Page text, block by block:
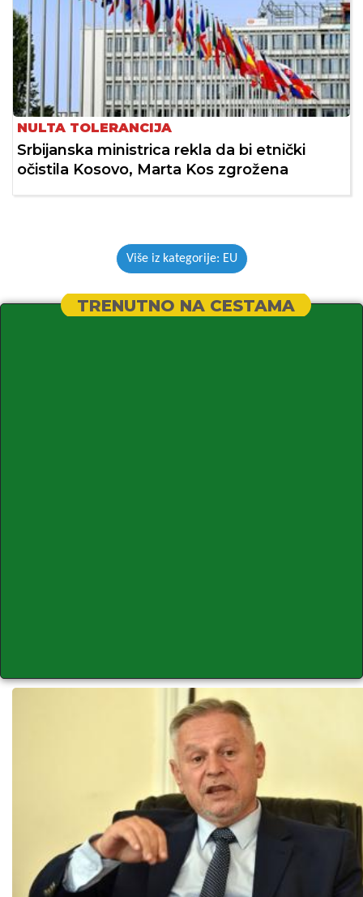
NULTA TOLERANCIJA
Srbijanska ministrica rekla da bi etnički
očistila Kosovo, Marta Kos zgrožena
Više iz kategorije: EU
TRENUTNO NA CESTAMA